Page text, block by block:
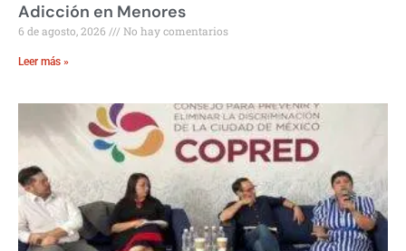
Adicción en Menores
6 de agosto, 2026 No hay comentarios
Leer más »